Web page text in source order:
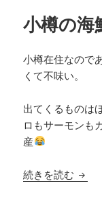
小樽の海
小樽在住なので
くて不味い。
出てくるものは
ロもサーモンも
産
続きを読む 小樽